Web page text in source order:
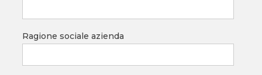
Ragione sociale azienda